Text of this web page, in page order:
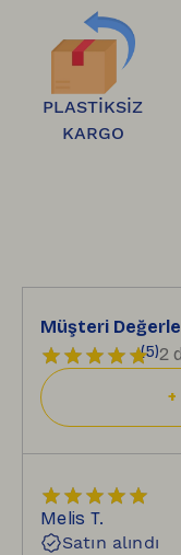
bankanıza iletilir.
PLASTİKSİZ
KARGO
Müşteri
(5)2
+
Melis T.
Satın alındı